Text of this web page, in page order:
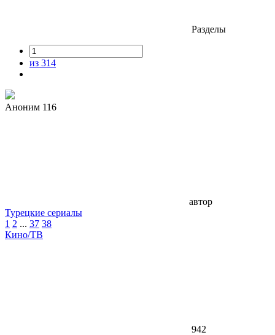
Разделы
из 314
Аноним 116
автор
Турецкие сериалы
1 2 ... 37 38
Кино/ТВ
942